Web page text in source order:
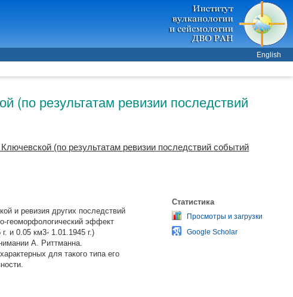
English
(по результатам ревизии последствий
(по результатам ревизии последствий событий
и ревизия других последствий
геоморфологический эффект
и 0.05 км3- 1.01.1945 г.)
А. Риттманна.
для такого типа его
Статистика
Просмотры и загрузки
Google Scholar